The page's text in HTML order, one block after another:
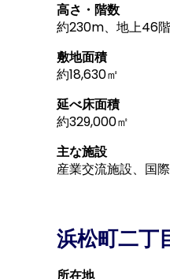
高さ・階数
約230m、地上46階
敷地面積
約18,630㎡
延べ床面積
約329,000㎡
主な施設
産業交流施設、国
浜松町二丁